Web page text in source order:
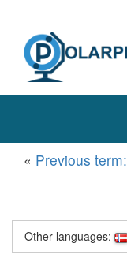
« Previous
Other languages: